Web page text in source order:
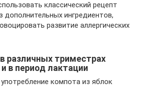
классический рецепт
дополнительных ингредиентов,
развитие аллергических
различных триместрах
в период лактации
компота из яблок